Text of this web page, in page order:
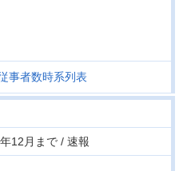
事者数時系列表
12月まで / 速報